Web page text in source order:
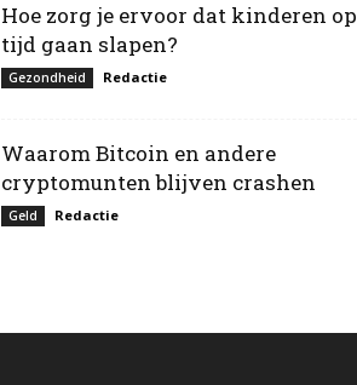
Hoe zorg je ervoor dat kinderen op
tijd gaan slapen?
Gezondheid Redactie
Waarom Bitcoin en andere
cryptomunten blijven crashen
Geld Redactie